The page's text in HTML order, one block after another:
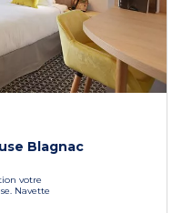
Blagnac
votre
Navette